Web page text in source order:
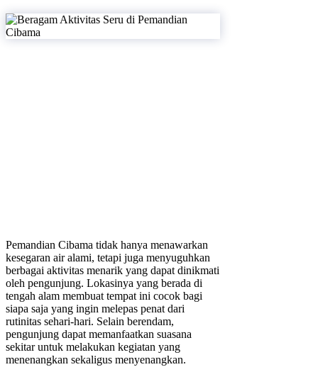
Pemandian Cibama tidak hanya menawarkan
kesegaran air alami, tetapi juga menyuguhkan
berbagai aktivitas menarik yang dapat dinikmati
oleh pengunjung. Lokasinya yang berada di
tengah alam membuat tempat ini cocok bagi
siapa saja yang ingin melepas penat dari
rutinitas sehari-hari. Selain berendam,
pengunjung dapat memanfaatkan suasana
sekitar untuk melakukan kegiatan yang
menenangkan sekaligus menyenangkan.